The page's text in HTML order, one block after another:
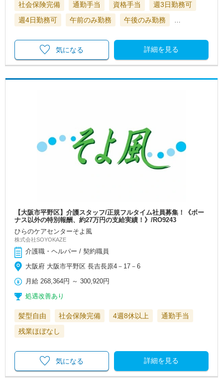
社会保険完備 通勤手当 資格手当
週3日勤務可
週4日勤務可
午前のみ勤務 午後のみ勤務 …
詳細を見る
気になる
【大阪市平野区】介護スタッフ/正規フルタイム社員募集！《ボー
ナス以外の特別報酬、約27万円の支給実績！》/RO9243
ひらのケアセンターそよ風
株式会社SOYOKAZE
介護職・ヘルパー / 契約職員
大阪府 大阪市平野区 長吉長原4－17－6
月給 268,364円 ～300,920円
処遇改善あり
髪型自由 社会保険完備 4週8休以上
通勤手当
残業ほぼなし
詳細を見る
気になる